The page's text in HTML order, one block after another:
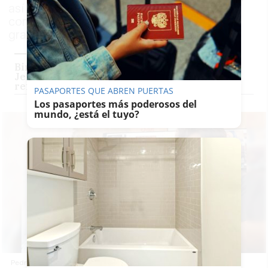
así descubrió el exalcalde la Chimay, que
comenzó a comercializarse en la ciudad
gracias a Julio Becerra
Birrópolis, la 'ciudad' de la cerveza está en
Jerez: 14 tiradores en rotación y 150
referencias todo el año
Pedro Pacheco con Alberto Cala, propietario de Birrópolis.
PASAPORTES QUE ABREN PUERTAS
Los pasaportes más poderosos del
mundo, ¿está el tuyo?